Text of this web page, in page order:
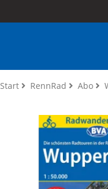
Start RennRad Abo